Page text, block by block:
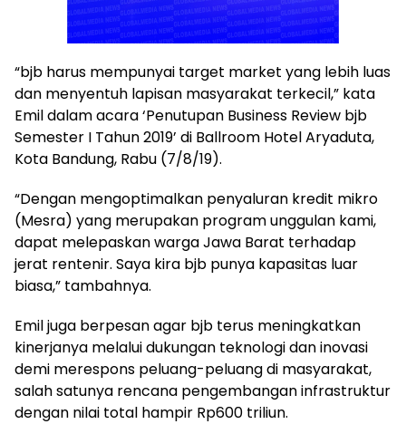
“bjb harus mempunyai target market yang lebih luas
dan menyentuh lapisan masyarakat terkecil,” kata
Emil dalam acara ‘Penutupan Business Review bjb
Semester I Tahun 2019’ di Ballroom Hotel Aryaduta,
Kota Bandung, Rabu (7/8/19).
“Dengan mengoptimalkan penyaluran kredit mikro
(Mesra) yang merupakan program unggulan kami,
dapat melepaskan warga Jawa Barat terhadap
jerat rentenir. Saya kira bjb punya kapasitas luar
biasa,” tambahnya.
Emil juga berpesan agar bjb terus meningkatkan
kinerjanya melalui dukungan teknologi dan inovasi
demi merespons peluang-peluang di masyarakat,
salah satunya rencana pengembangan infrastruktur
dengan nilai total hampir Rp600 triliun.